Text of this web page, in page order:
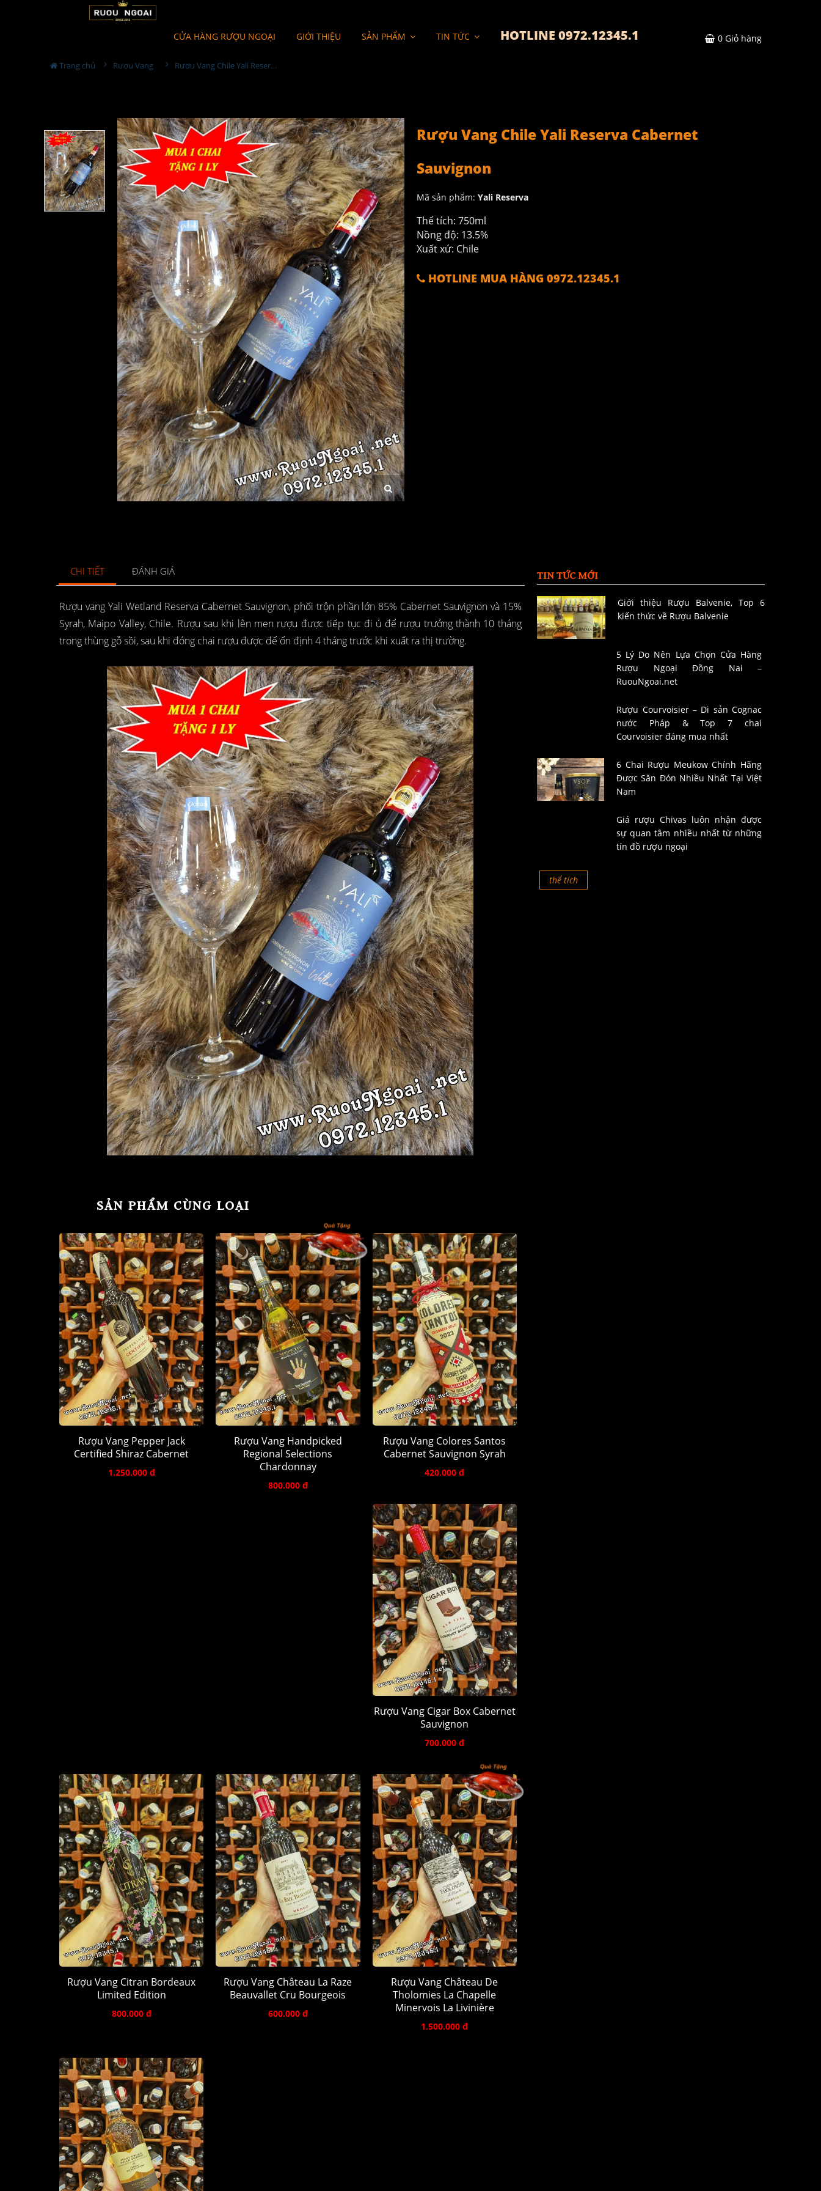
CỬA HÀNG RƯỢU NGOẠI GIỚI THIỆU SẢN PHẨM TIN TỨC HOTLINE 0972.12345.1 0 Giỏ hàng
Trang chủ Rượu Vang Rượu Vang Chile Yali Reserva Cabernet Sauvignon
Rượu Vang Chile Yali Reserva Cabernet
Sauvignon
Mã sản phẩm: Yali Reserva
Thể tích: 750ml
Nồng độ: 13.5%
Xuất xứ: Chile
HOTLINE MUA HÀNG 0972.12345.1
CHI TIẾT ĐÁNH GIÁ
Rượu vang Yali Wetland Reserva Cabernet Sauvignon, phối trộn phần lớn 85% Cabernet Sauvignon và 15%
Syrah, Maipo Valley, Chile. Rượu sau khi lên men rượu được tiếp tục đi ủ để rượu trưởng thành 10 tháng
trong thùng gỗ sồi, sau khi đóng chai rượu được để ổn định 4 tháng trước khi xuất ra thị trường.
SẢN PHẨM CÙNG LOẠI
Rượu Vang Pepper Jack
Certified Shiraz Cabernet
1.250.000 đ
Rượu Vang Handpicked
Regional Selections
Chardonnay
800.000 đ
Rượu Vang Colores Santos
Cabernet Sauvignon Syrah
420.000 đ
Rượu Vang Cigar Box Cabernet
Sauvignon
700.000 đ
Rượu Vang Citran Bordeaux
Limited Edition
800.000 đ
Rượu Vang Château La Raze
Beauvallet Cru Bourgeois
600.000 đ
Rượu Vang Château De
Tholomies La Chapelle
Minervois La Livinière
1.500.000 đ
TIN TỨC MỚI
Giới thiệu Rượu Balvenie, Top 6
kiến thức về Rượu Balvenie
5 Lý Do Nên Lựa Chọn Cửa Hàng
Rượu Ngoại Đồng Nai –
RuouNgoai.net
Rượu Courvoisier – Di sản Cognac
nước Pháp & Top 7 chai
Courvoisier đáng mua nhất
6 Chai Rượu Meukow Chính Hãng
Được Săn Đón Nhiều Nhất Tại Việt
Nam
Giá rượu Chivas luôn nhận được
sự quan tâm nhiều nhất từ những
tín đồ rượu ngoại
thể tích